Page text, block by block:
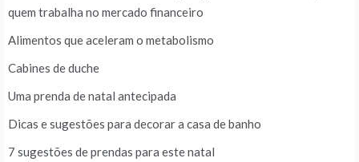
quem trabalha no mercado financeiro
Alimentos que aceleram o metabolismo
Cabines de duche
Uma prenda de natal antecipada
Dicas e sugestões para decorar a casa de banho
7 sugestões de prendas para este natal